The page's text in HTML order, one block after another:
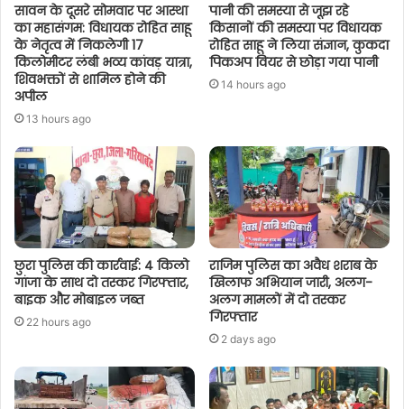
सावन के दूसरे सोमवार पर आस्था
का महासंगम: विधायक रोहित साहू
के नेतृत्व में निकलेगी 17
किलोमीटर लंबी भव्य कांवड़ यात्रा,
शिवभक्तों से शामिल होने की
अपील
13 hours ago
पानी की समस्या से जूझ रहे
किसानों की समस्या पर विधायक
रोहित साहू ने लिया संज्ञान, कुकदा
पिकअप वियर से छोड़ा गया पानी
14 hours ago
छुरा पुलिस की कार्रवाई: 4 किलो
गांजा के साथ दो तस्कर गिरफ्तार,
बाइक और मोबाइल जब्त
22 hours ago
राजिम पुलिस का अवैध शराब के
खिलाफ अभियान जारी, अलग-
अलग मामलों में दो तस्कर
गिरफ्तार
2 days ago